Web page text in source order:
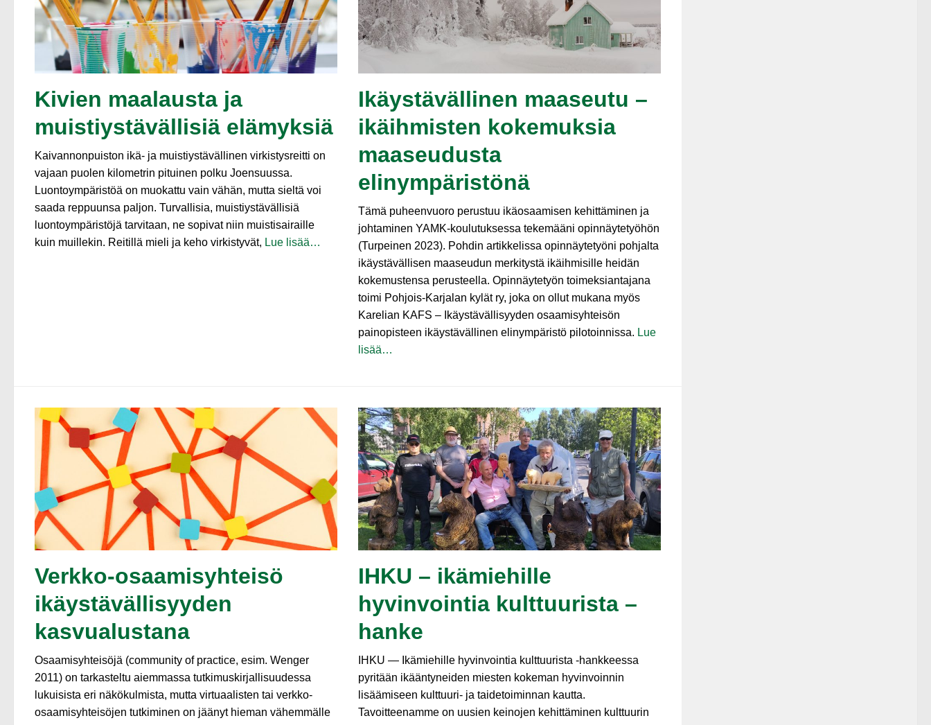
Kivien maalausta ja
muistiystävällisiä elämyksiä
Kaivannonpuiston ikä- ja muistiystävällinen virkistysreitti on
vajaan puolen kilometrin pituinen polku Joensuussa.
Luontoympäristöä on muokattu vain vähän, mutta sieltä voi
saada reppuunsa paljon. Turvallisia, muistiystävällisiä
luontoympäristöjä tarvitaan, ne sopivat niin muistisairaille
kuin muillekin. Reitillä mieli ja keho virkistyvät, Lue lisää…
Ikäystävällinen maaseutu –
ikäihmisten kokemuksia
maaseudusta
elinympäristönä
Tämä puheenvuoro perustuu ikäosaamisen kehittäminen ja
johtaminen YAMK-koulutuksessa tekemääni opinnäytetyöhön
(Turpeinen 2023). Pohdin artikkelissa opinnäytetyöni pohjalta
ikäystävällisen maaseudun merkitystä ikäihmisille heidän
kokemustensa perusteella. Opinnäytetyön toimeksiantajana
toimi Pohjois-Karjalan kylät ry, joka on ollut mukana myös
Karelian KAFS – Ikäystävällisyyden osaamisyhteisön
painopisteen ikäystävällinen elinympäristö pilotoinnissa. Lue
lisää…
Verkko-osaamisyhteisö
ikäystävällisyyden
kasvualustana
Osaamisyhteisöjä (community of practice, esim. Wenger
2011) on tarkasteltu aiemmassa tutkimuskirjallisuudessa
lukuisista eri näkökulmista, mutta virtuaalisten tai verkko-
osaamisyhteisöjen tutkiminen on jäänyt hieman vähemmälle
IHKU – ikämiehille
hyvinvointia kulttuurista –
hanke
IHKU — Ikämiehille hyvinvointia kulttuurista ‑hankkeessa
pyritään ikääntyneiden miesten kokeman hyvinvoinnin
lisäämiseen kulttuuri- ja taidetoiminnan kautta.
Tavoitteenamme on uusien keinojen kehittäminen kulttuurin